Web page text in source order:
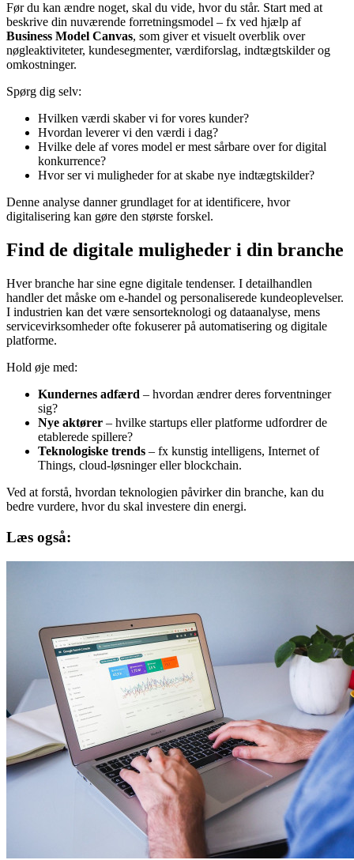
Før du kan ændre noget, skal du vide, hvor du står. Start med at
beskrive din nuværende forretningsmodel – fx ved hjælp af
Business Model Canvas, som giver et visuelt overblik over
nøgleaktiviteter, kundesegmenter, værdiforslag, indtægtskilder og
omkostninger.
Spørg dig selv:
Hvilken værdi skaber vi for vores kunder?
Hvordan leverer vi den værdi i dag?
Hvilke dele af vores model er mest sårbare over for digital
konkurrence?
Hvor ser vi muligheder for at skabe nye indtægtskilder?
Denne analyse danner grundlaget for at identificere, hvor
digitalisering kan gøre den største forskel.
Find de digitale muligheder i din branche
Hver branche har sine egne digitale tendenser. I detailhandlen
handler det måske om e-handel og personaliserede kundeoplevelser.
I industrien kan det være sensorteknologi og dataanalyse, mens
servicevirksomheder ofte fokuserer på automatisering og digitale
platforme.
Hold øje med:
Kundernes adfærd – hvordan ændrer deres forventninger
sig?
Nye aktører – hvilke startups eller platforme udfordrer de
etablerede spillere?
Teknologiske trends – fx kunstig intelligens, Internet of
Things, cloud-løsninger eller blockchain.
Ved at forstå, hvordan teknologien påvirker din branche, kan du
bedre vurdere, hvor du skal investere din energi.
Læs også: